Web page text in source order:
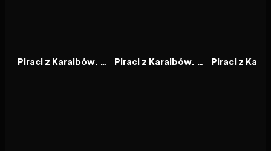
FILM Piraci z Karaibów. Klątwa Czarnej Perły FILM Piraci z Karaibów. Skrzynia umarlaka FILM